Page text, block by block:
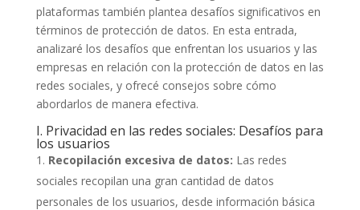
plataformas también plantea desafíos significativos en
términos de protección de datos. En esta entrada,
analizaré los desafíos que enfrentan los usuarios y las
empresas en relación con la protección de datos en las
redes sociales, y ofrecé consejos sobre cómo
abordarlos de manera efectiva.
I. Privacidad en las redes sociales: Desafíos para
los usuarios
Recopilación excesiva de datos: Las redes
sociales recopilan una gran cantidad de datos
personales de los usuarios, desde información básica